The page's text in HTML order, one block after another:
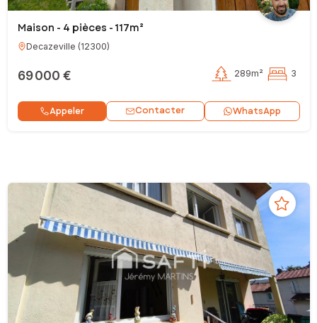
Maison - 4 pièces - 117m²
Decazeville (12300)
69 000 € 289m² 3
Appeler Contacter WhatsApp